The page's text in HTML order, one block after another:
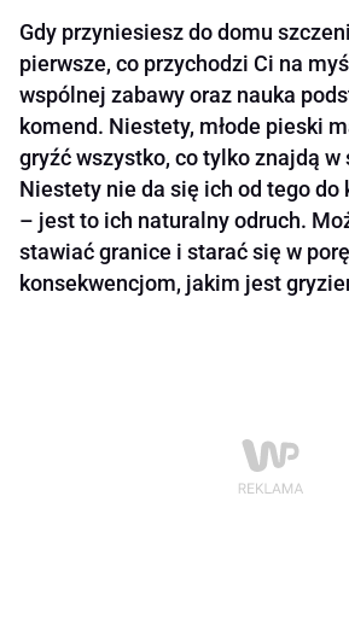
Gdy przyniesiesz do domu
pierwsze, co przychodzi Ci na
wspólnej zabawy oraz nauka
komend. Niestety, młode pieski
gryźć wszystko, co tylko znajdą
Niestety nie da się ich od tego do
– jest to ich naturalny odruch.
stawiać granice i starać się w
konsekwencjom, jakim jest